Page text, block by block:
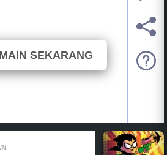
MAIN SEKARANG